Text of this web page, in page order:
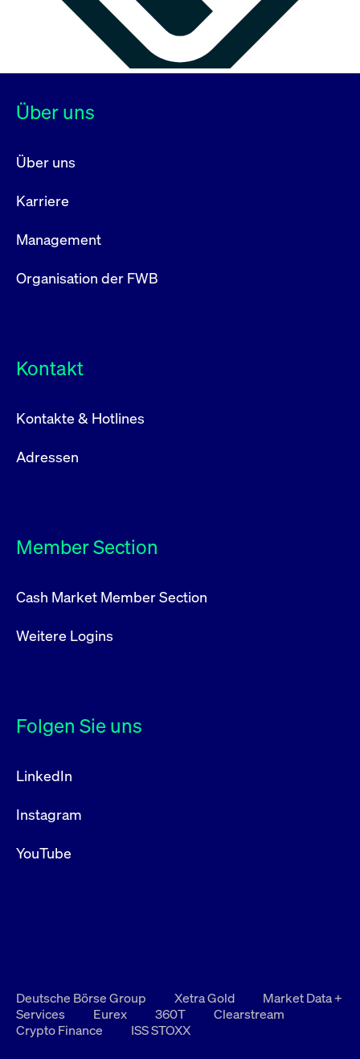
Über uns
Über uns
Karriere
Management
Organisation der FWB
Kontakt
Kontakte & Hotlines
Adressen
Member Section
Cash Market Member Section
Weitere Logins
Folgen Sie uns
LinkedIn
Instagram
YouTube
Deutsche Börse Group Xetra Gold
Market Data +
Services
Eurex 360T
Clearstream
Crypto Finance
ISS STOXX